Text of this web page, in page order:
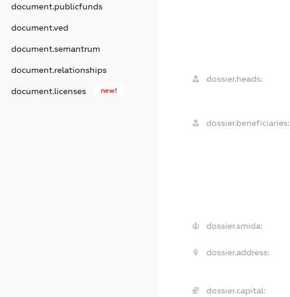
document.publicfunds
document.ved
document.semantrum
document.relationships
document.licenses new!
dossier.heads:
dossier.beneficiaries:
dossier.smida:
dossier.address:
dossier.capital: